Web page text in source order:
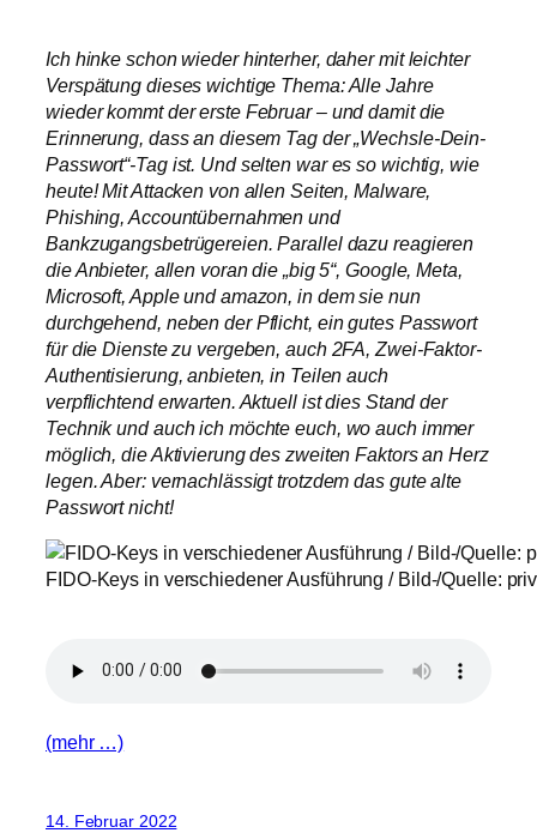
Ich hinke schon wieder hinterher, daher mit leichter
Verspätung dieses wichtige Thema: Alle Jahre
wieder kommt der erste Februar – und damit die
Erinnerung, dass an diesem Tag der „Wechsle-Dein-
Passwort“-Tag ist. Und selten war es so wichtig, wie
heute! Mit Attacken von allen Seiten, Malware,
Phishing, Accountübernahmen und
Bankzugangsbetrügereien. Parallel dazu reagieren
die Anbieter, allen voran die „big 5“, Google, Meta,
Microsoft, Apple und amazon, in dem sie nun
durchgehend, neben der Pflicht, ein gutes Passwort
für die Dienste zu vergeben, auch 2FA, Zwei-Faktor-
Authentisierung, anbieten, in Teilen auch
verpflichtend erwarten. Aktuell ist dies Stand der
Technik und auch ich möchte euch, wo auch immer
möglich, die Aktivierung des zweiten Faktors an Herz
legen. Aber: vernachlässigt trotzdem das gute alte
Passwort nicht!
FIDO-Keys in verschiedener Ausführung / Bild-/Quelle:
(mehr …)
14. Februar 2022